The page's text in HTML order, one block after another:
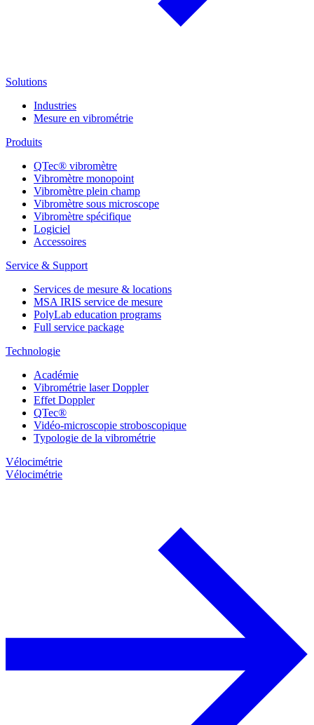
Solutions
Industries
Mesure en vibrométrie
Produits
QTec® vibromètre
Vibromètre monopoint
Vibromètre plein champ
Vibromètre sous microscope
Vibromètre spécifique
Logiciel
Accessoires
Service & Support
Services de mesure & locations
MSA IRIS service de mesure
PolyLab education programs
Full service package
Technologie
Académie
Vibrométrie laser Doppler
Effet Doppler
QTec®
Vidéo-microscopie stroboscopique
Typologie de la vibrométrie
Vélocimétrie
Vélocimétrie